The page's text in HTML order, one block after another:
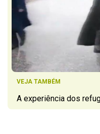
VEJA TAMBÉM
A experiência dos